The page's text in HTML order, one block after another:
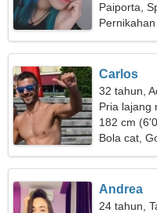
Paiporta,
Pernikahan
Carlos
32 tahun,
Pria lajang
182 cm
Bola cat,
Andrea
24 tahun,